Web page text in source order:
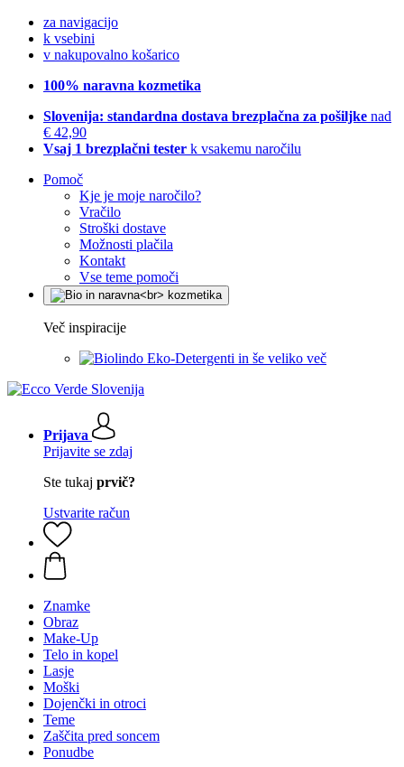
za navigacijo
k vsebini
v nakupovalno košarico
100% naravna kozmetika
Slovenija: standardna dostava brezplačna za pošiljke nad
€ 42,90
Vsaj 1 brezplačni tester k vsakemu naročilu
Pomoč
Kje je moje naročilo?
Vračilo
Stroški dostave
Možnosti plačila
Kontakt
Vse teme pomoči
Več inspiracije
Eko-Detergenti in še veliko več
Prijava
Prijavite se zdaj
Ste tukaj prvič?
Ustvarite račun
Znamke
Obraz
Make-Up
Telo in kopel
Lasje
Moški
Dojenčki in otroci
Teme
Zaščita pred soncem
Ponudbe